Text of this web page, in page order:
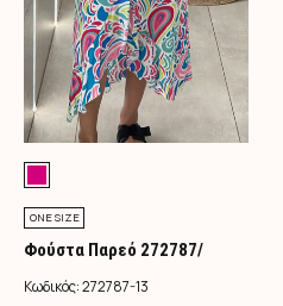
ONE SIZE
Φούστα Παρεό 272787/
Φούξια
Κωδικός:272787-13